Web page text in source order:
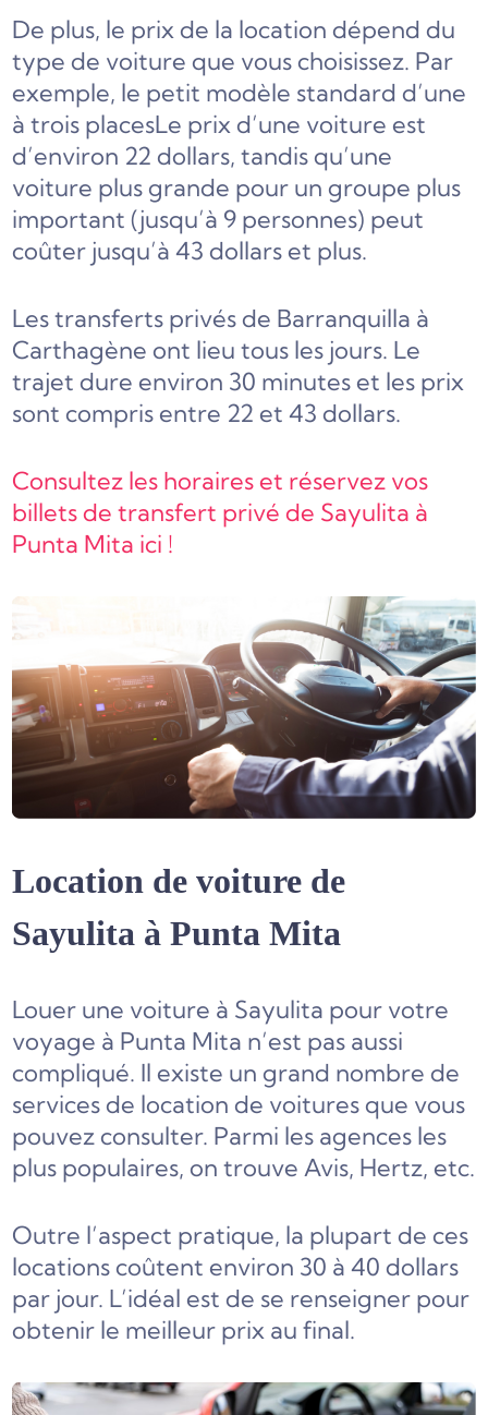
De plus, le prix de la location dépend du
type de voiture que vous choisissez. Par
exemple, le petit modèle standard d’une
à trois placesLe prix d’une voiture est
d’environ 22 dollars, tandis qu’une
voiture plus grande pour un groupe plus
important (jusqu’à 9 personnes) peut
coûter jusqu’à 43 dollars et plus.
Les transferts privés de Barranquilla à
Carthagène ont lieu tous les jours. Le
trajet dure environ 30 minutes et les prix
sont compris entre 22 et 43 dollars.
Consultez les horaires et réservez vos
billets de transfert privé de Sayulita à
Punta Mita ici !
Location de voiture de
Sayulita à Punta Mita
Louer une voiture à Sayulita pour votre
voyage à Punta Mita n’est pas aussi
compliqué. Il existe un grand nombre de
services de location de voitures que vous
pouvez consulter. Parmi les agences les
plus populaires, on trouve Avis, Hertz, etc.
Outre l’aspect pratique, la plupart de ces
locations coûtent environ 30 à 40 dollars
par jour. L’idéal est de se renseigner pour
obtenir le meilleur prix au final.